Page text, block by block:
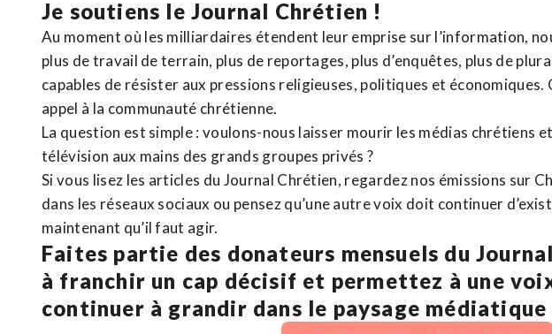
Je soutiens le Journal Chrétien !
Au moment où les milliardaires étendent leur emprise sur l’information,
plus de travail de terrain, plus de reportages, plus d’enquêtes, plus de
capables de résister aux pressions religieuses, politiques et économiques.
appel à la communauté chrétienne.
La question est simple : voulons-nous laisser mourir les médias chrétiens
télévision aux mains des grands groupes privés ?
Si vous lisez les articles du Journal Chrétien, regardez nos émissions sur
dans les réseaux sociaux ou pensez qu’une autre voix doit continuer
maintenant qu’il faut agir.
Faites partie des donateurs mensuels du
à franchir un cap décisif et permettez à une
continuer à grandir dans le paysage